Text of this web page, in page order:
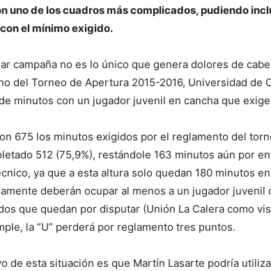
uno de los cuadros más complicados, pudiendo
el mínimo exigido.
campaña no es lo único que genera dolores de
del Torneo de Apertura 2015-2016, Universidad de
minutos con un jugador juvenil en cancha que exige
675 los minutos exigidos por el reglamento del
512 (75,9%), restándole 163 minutos aún por
ya que a esta altura solo quedan 180 minutos
deberán ocupar al menos a un jugador
que quedan por disputar (Unión La Calera como
la “U” perderá por reglamento tres puntos.
de esta situación es que Martín Lasarte podría